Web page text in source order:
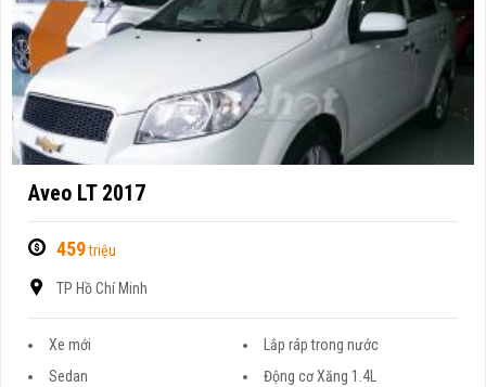
Aveo LT 2017
459triệu
TP Hồ Chí Minh
Xe mới
Lắp ráp trong nước
Sedan
Động cơ Xăng 1.4L